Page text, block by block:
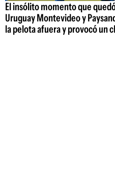
El insólito momento que
Uruguay Montevideo y
la pelota afuera y provocó un